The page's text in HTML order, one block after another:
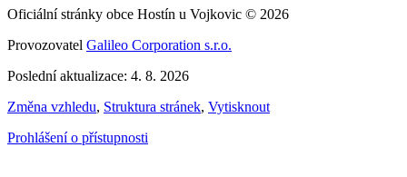
Oficiální stránky obce Hostín u Vojkovic © 2026
Provozovatel Galileo Corporation s.r.o.
Poslední aktualizace: 4. 8. 2026
Změna vzhledu, Struktura stránek, Vytisknout
Prohlášení o přístupnosti